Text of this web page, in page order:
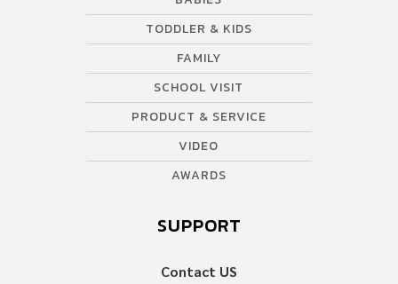
TODDLER & KIDS
FAMILY
SCHOOL VISIT
PRODUCT & SERVICE
VIDEO
AWARDS
SUPPORT
Contact US